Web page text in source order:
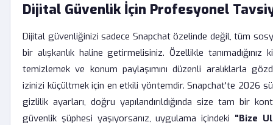
Dijital Güvenlik İçin Profesyonel
Dijital güvenliğinizi sadece Snapchat özelinde değil, tüm
bir alışkanlık haline getirmelisiniz. Özellikle
temizlemek ve konum paylaşımını düzenli aralıklarla
izinizi küçültmek için en etkili yöntemdir. Snapchat'te 2026
gizlilik ayarları, doğru yapılandırıldığında size tam bir
güvenlik şüphesi yaşıyorsanız, uygulama içindeki "Bize